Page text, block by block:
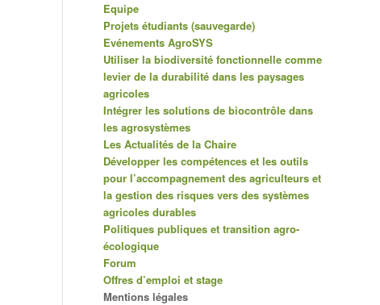
Equipe
Projets étudiants (sauvegarde)
Evénements AgroSYS
Utiliser la biodiversité fonctionnelle comme
levier de la durabilité dans les paysages
agricoles
Intégrer les solutions de biocontrôle dans
les agrosystèmes
Les Actualités de la Chaire
Développer les compétences et les outils
pour l’accompagnement des agriculteurs et
la gestion des risques vers des systèmes
agricoles durables
Politiques publiques et transition agro-
écologique
Forum
Offres d’emploi et stage
Mentions légales